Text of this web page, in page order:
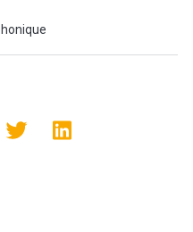
au vendredi de 8h à 21h00.
espace pensé pour
de services et